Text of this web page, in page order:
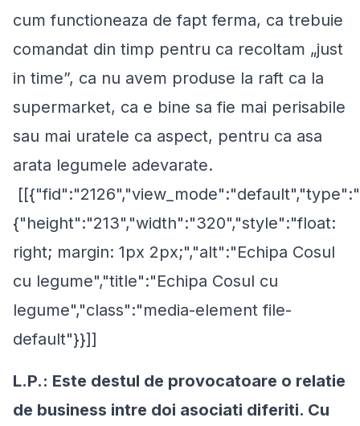
cum functioneaza de fapt ferma, ca trebuie
comandat din timp pentru ca recoltam „just
in time”, ca nu avem produse la raft ca la
supermarket, ca e bine sa fie mai perisabile
sau mai uratele ca aspect, pentru ca asa
arata legumele adevarate.
{"height":"213","width":"320","style":"float:
right; margin: 1px 2px;","alt":"Echipa Cosul
cu legume","title":"Echipa Cosul cu
legume","class":"media-element file-
default"}}]]
L.P.: Este destul de provocatoare o relatie
de business intre doi asociati diferiti. Cu